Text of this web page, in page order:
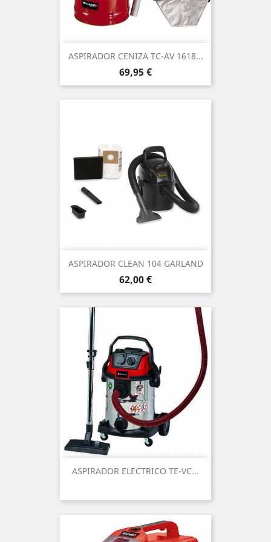
ASPIRADOR CENIZA TC-AV 1618...
Precio
69,95 €
ASPIRADOR CLEAN 104 GARLAND
Precio
62,00 €
ASPIRADOR ELECTRICO TE-VC...